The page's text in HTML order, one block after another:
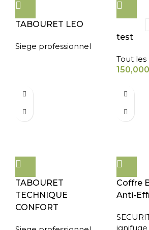
TABOURET LEO
Siege professionnel
test
Tout
150,000
TABOURET
TECHNIQUE
CONFORT
Coffre
Anti-